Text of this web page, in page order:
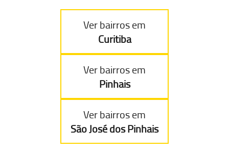
Ver bairros em
Curitiba
Ver bairros em
Pinhais
Ver bairros em
São José dos Pinhais